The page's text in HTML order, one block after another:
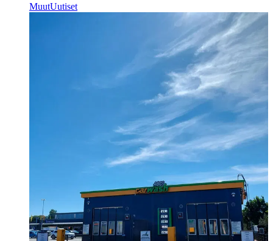
MuutUutiset